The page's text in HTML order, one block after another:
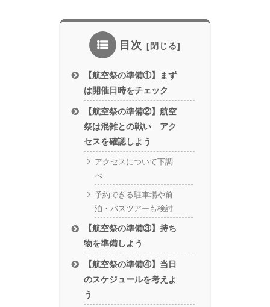
目次
【航空祭の準備①】まず
は開催日時をチェック
【航空祭の準備②】航空
祭は混雑との戦い アク
セスを確認しよう
アクセスについて下調
べ
予約できる駐車場や前
泊・バスツアーも検討
【航空祭の準備③】持ち
物を準備しよう
【航空祭の準備④】当日
のスケジュールを考えよ
う